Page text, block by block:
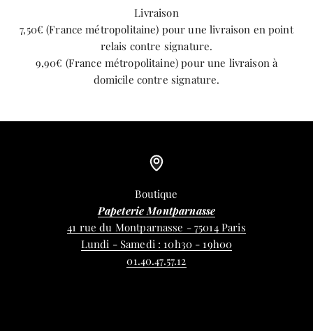
Livraison
7,50€ (France métropolitaine) pour une livraison en point
relais contre signature.
9,90€ (France métropolitaine) pour une livraison à
domicile contre signature.
Boutique
Papeterie Montparnasse
41 rue du Montparnasse - 75014 Paris
Lundi - Samedi : 10h30 - 19h00
01.40.47.57.12